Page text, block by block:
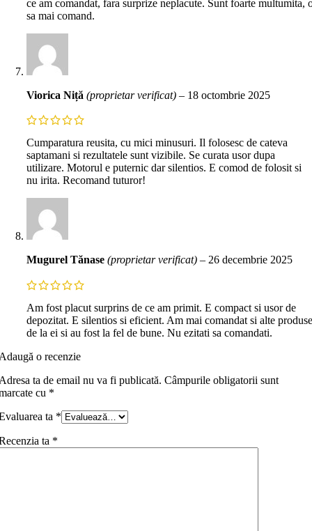
ce am comandat, fara surprize neplacute. Sunt foarte multumita,
sa mai comand.
Viorica Niță (proprietar verificat) – 18 octombrie 2025
Cumparatura reusita, cu mici minusuri. Il folosesc de cateva
saptamani si rezultatele sunt vizibile. Se curata usor dupa
utilizare. Motorul e puternic dar silentios. E comod de folosit si
nu irita. Recomand tuturor!
Mugurel Tănase (proprietar verificat) – 26 decembrie 2025
Am fost placut surprins de ce am primit. E compact si usor de
depozitat. E silentios si eficient. Am mai comandat si alte produse
de la ei si au fost la fel de bune. Nu ezitati sa comandati.
o recenzie
ta de email nu va fi publicată. Câmpurile obligatorii sunt
cu *
ta *
ta *